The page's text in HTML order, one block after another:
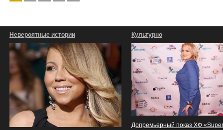
Невероятные истории Культурно
Допремьерный показ ХФ